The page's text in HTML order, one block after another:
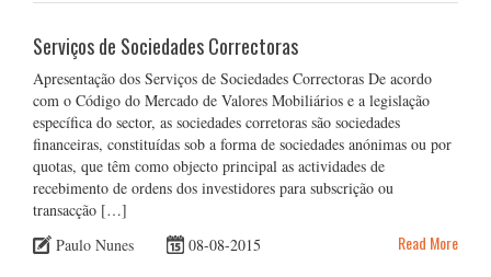
Serviços de Sociedades Correctoras
Apresentação dos Serviços de Sociedades Correctoras De acordo
com o Código do Mercado de Valores Mobiliários e a legislação
específica do sector, as sociedades corretoras são sociedades
financeiras, constituídas sob a forma de sociedades anónimas ou por
quotas, que têm como objecto principal as actividades de
recebimento de ordens dos investidores para subscrição ou
transacção […]
Paulo Nunes
08-08-2015 Read More